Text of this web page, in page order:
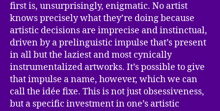
first is, unsurprisingly, enigmatic. No artist
knows precisely what they’re doing because
artistic decisions are imprecise and instinctual,
driven by a prelinguistic impulse that’s present
in all but the laziest and most cynically
instrumentalized artworks. It’s possible to give
that impulse a name, however, which we can
call the idée fixe. This is not just obsessiveness,
but a specific investment in one’s artistic